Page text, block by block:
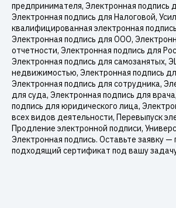
предпринимателя, Электронная подпись
Электронная подпись для Налоговой,
квалифицированная электронная
Электронная подпись для ООО,
отчетности, Электронная подпись для
Электронная подпись для самозанятых,
недвижимостью, Электронная подпись
Электронная подпись для сотрудника,
для суда, Электронная подпись для
подпись для юридического лица,
всех видов деятельности, Перевыпуск
Продление электронной подписи,
Электронная подпись. Оставьте заявку —
подходящий сертификат под вашу